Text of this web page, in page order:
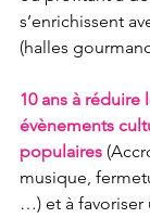
s’enrichissent
(halles
10 ans à réduire
évènements
populaires
musique,
…) et à favoriser